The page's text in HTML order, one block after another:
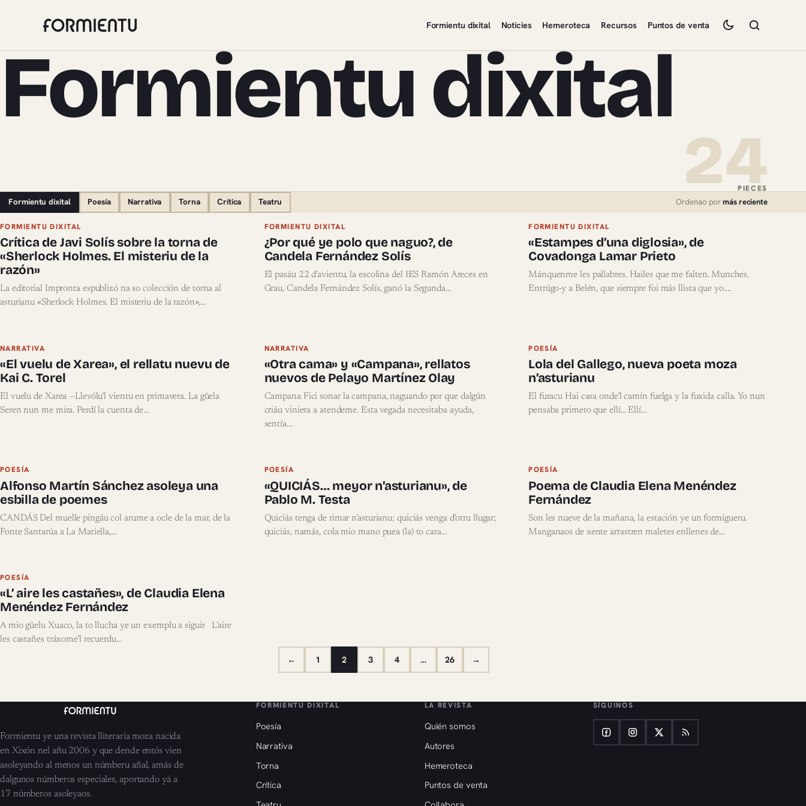
Formientu dixital Noticies Hemeroteca Recursos Puntos de venta
Formientu dixital
24
PIECES
Formientu dixital Poesía Narrativa Torna Crítica Teatru Ordenao pormás reciente
Pieces de Formientu dixital
FORMIENTU DIXITAL
Crítica de Javi Solís sobre la torna de
«Sherlock Holmes. El misteriu de la
razón»
La editorial Impronta espublizó na so colección de torna al
asturianu «Sherlock Holmes. El misteriu de la razón»,…
FORMIENTU DIXITAL
¿Por qué ye polo que naguo?, de
Candela Fernández Solís
El pasáu 22 d’avientu, la escolina del IES Ramón Areces en
Grau, Candela Fernández Solís, ganó la Segunda…
FORMIENTU DIXITAL
«Estampes d’una diglosia», de
Covadonga Lamar Prieto
Mánquenme les pallabres. Hailes que me falten. Munches.
Entrúgo-y a Belén, que siempre foi más llista que yo.…
NARRATIVA
«El vuelu de Xarea», el rellatu nuevu de
Kai C. Torel
El vuelu de Xarea —Llevólu’l vientu en primavera. La güela
Seren nun me mira. Perdí la cuenta de…
NARRATIVA
«Otra cama» y «Campana», rellatos
nuevos de Pelayo Martínez Olay
Campana Fici sonar la campana, naguando por que dalgún
criáu viniera a atendeme. Esta vegada necesitaba ayuda,
sentía…
POESÍA
Lola del Gallego, nueva poeta moza
n’asturianu
El furacu Hai casa onde’l camín fuelga y la fuxida calla. Yo nun
pensaba primero que ellí… Ellí…
POESÍA
Alfonso Martín Sánchez asoleya una
esbilla de poemes
CANDÁS Del muelle pingáu col arume a ocle de la mar, de la
Fonte Santarúa a La Matiella,…
POESÍA
«QUICIÁS… meyor n’asturianu», de
Pablo M. Testa
Quiciás tenga de rimar n’asturianu; quiciás venga d’otru llugar;
quiciás, namás, cola mio mano puea (la) to cara…
POESÍA
Poema de Claudia Elena Menéndez
Fernández
Son les nueve de la mañana, la estación ye un formigueru.
Manganaos de xente arrastren maletes enllenes de…
POESÍA
«L’ aire les castañes», de Claudia Elena
Menéndez Fernández
A mio güelu Xuaco, la to llucha ye un exemplu a siguir L’aire
les castañes tráxome’l recuerdu…
← 1 2 3 4 … 26 →
Formientu ye una revista lliteraria moza nacida
en Xixón nel añu 2006 y que dende entós vien
asoleyando al menos un númberu añal, amás de
dalgunos númberos especiales, aportando yá a
17 númberos asoleyaos.
FORMIENTU DIXITAL
Poesía
Narrativa
Torna
Crítica
LA REVISTA
Quién somos
Autores
Hemeroteca
Puntos de venta
SÍGUINOS